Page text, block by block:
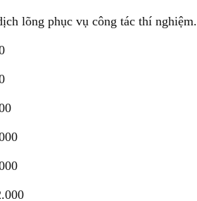
lõng phục vụ công tác thí nghiệm.